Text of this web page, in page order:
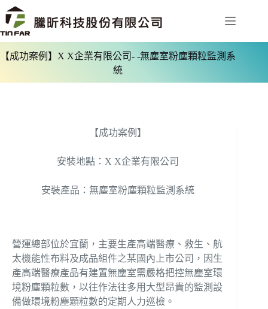
【成功案例】X X企業有限公司- -無塵室粉塵顆粒監測系
統
【成功案例】
安裝地點：X X企業有限公司
安裝產品：無塵室粉塵顆粒監測系統
營運總部位於宜蘭，主要生產高端醫療、救生、航
太機能性布料及成品組件之某國內上市公司，因生
產高端醫療產品有建置無塵室需嚴格把控無塵室環
境粉塵顆粒數，以往作法往多用大型昂貴的監測設
備做環境粉塵顆粒數的定期人力巡檢。